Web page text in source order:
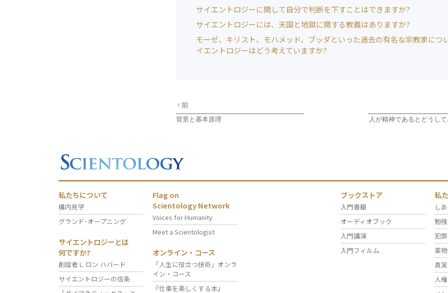
サイエントロジーに関して自分で判断を下すことはできますか?
サイエントロジーには、天国と地獄に関する教義はありますか?
モーゼ、キリスト、モハメッド、ブッダといった過去の有名な宗教家につ
イエントロジーはどう考えていますか?
前
背景と基本原理 人が精神であるとどうし
私たちについて
構内見学
グランド･オープニング
サイエントロジーとは
何ですか?
創設者 L. ロン ハバード
サイエントロジーの信条
Flag on
Scientology Network
Voices for Humanity
Meet a Scientologist
オンライン・コース
「人生に役立つ技術」オンラ
イン・コース
『仕事を楽しくする本』
ブックストア
入門書籍
オーディオブック
入門講演
入門フィルム
私
し
勉
犯
薬
真
人権